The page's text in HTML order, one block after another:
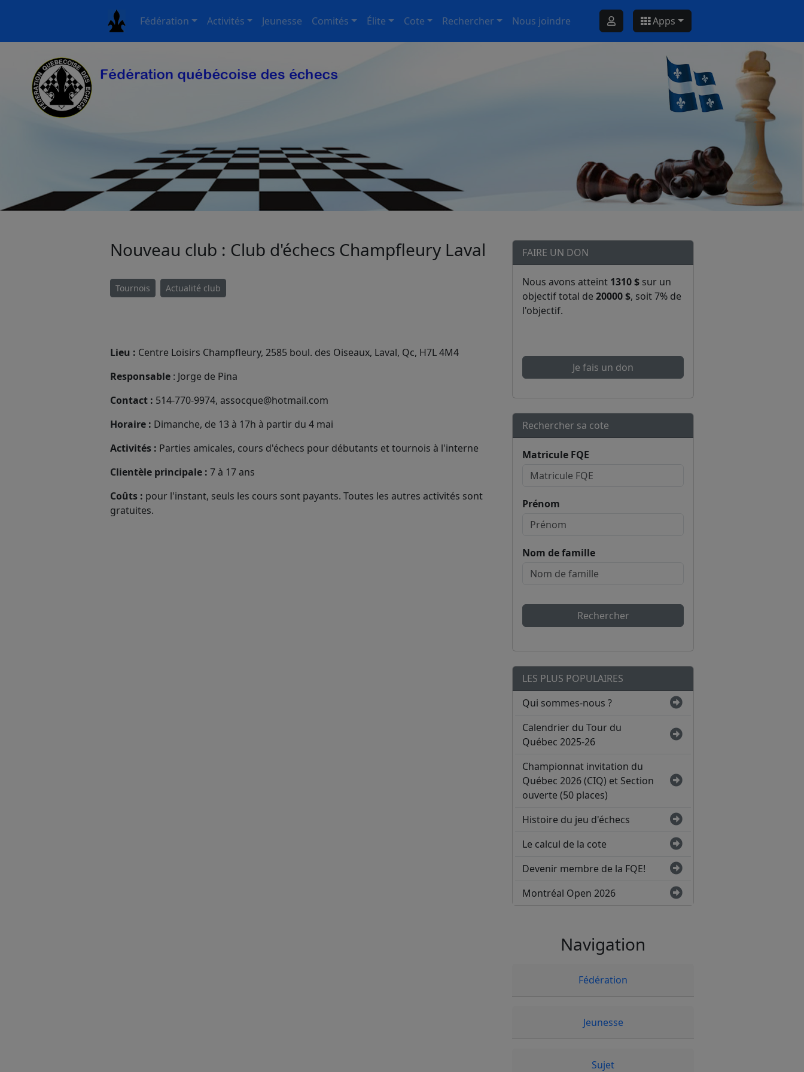
Fédération Activités Jeunesse Comités Élite Cote Rechercher Nous joindre Apps
Nouveau club : Club d'échecs Champfleury Laval
Tournois Actualité club
Lieu : Centre Loisirs Champfleury, 2585 boul. des Oiseaux, Laval, Qc, H7L 4M4
Responsable : Jorge de Pina
Contact : 514-770-9974, assocque@hotmail.com
Horaire : Dimanche, de 13 à 17h à partir du 4 mai
Activités : Parties amicales, cours d'échecs pour débutants et tournois à l'interne
Clientèle principale : 7 à 17 ans
Coûts : pour l'instant, seuls les cours sont payants. Toutes les autres activités sont
gratuites.
FAIRE UN DON
Nous avons atteint 1310 $ sur un
objectif total de 20000 $, soit 7% de
l'objectif.
Je fais un don
Rechercher sa cote
Matricule FQE
Prénom
Nom de famille
Rechercher
LES PLUS POPULAIRES
Qui sommes-nous ?
Calendrier du Tour du
Québec 2025-26
Championnat invitation du
Québec 2026 (CIQ) et Section
ouverte (50 places)
Histoire du jeu d'échecs
Le calcul de la cote
Devenir membre de la FQE!
Montréal Open 2026
Navigation
Fédération
Jeunesse
Sujet